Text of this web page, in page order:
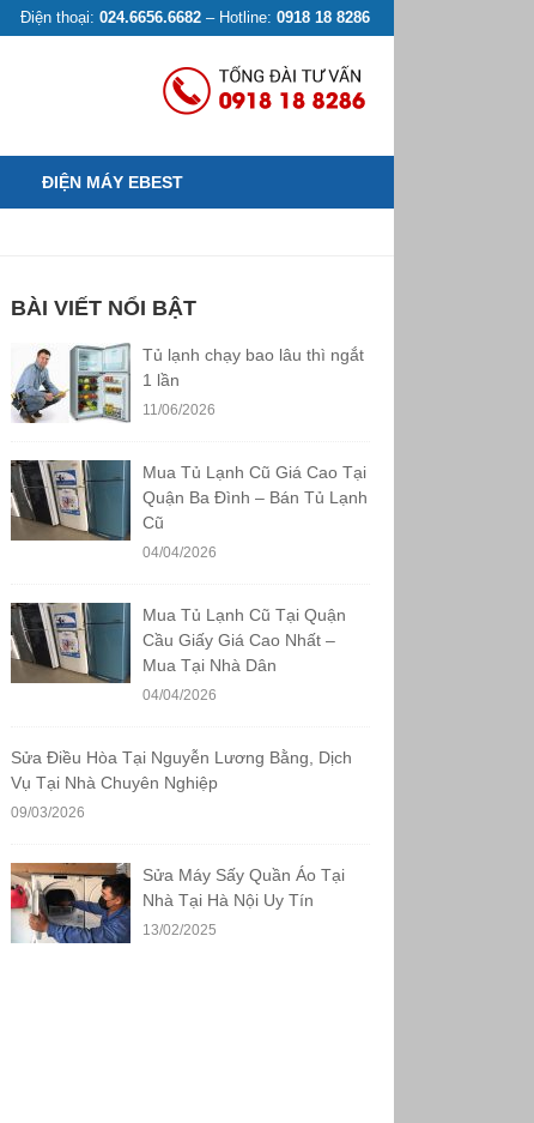
Điện thoại: 024.6656.6682 – Hotline: 0918 18 8286
ĐIỆN MÁY EBEST
BÀI VIẾT NỔI BẬT
Tủ lạnh chạy bao lâu thì ngắt
1 lần
11/06/2026
Mua Tủ Lạnh Cũ Giá Cao Tại
Quận Ba Đình – Bán Tủ Lạnh
Cũ
04/04/2026
Mua Tủ Lạnh Cũ Tại Quận
Cầu Giấy Giá Cao Nhất –
Mua Tại Nhà Dân
04/04/2026
Sửa Điều Hòa Tại Nguyễn Lương Bằng, Dịch
Vụ Tại Nhà Chuyên Nghiệp
09/03/2026
Sửa Máy Sấy Quần Áo Tại
Nhà Tại Hà Nội Uy Tín
13/02/2025